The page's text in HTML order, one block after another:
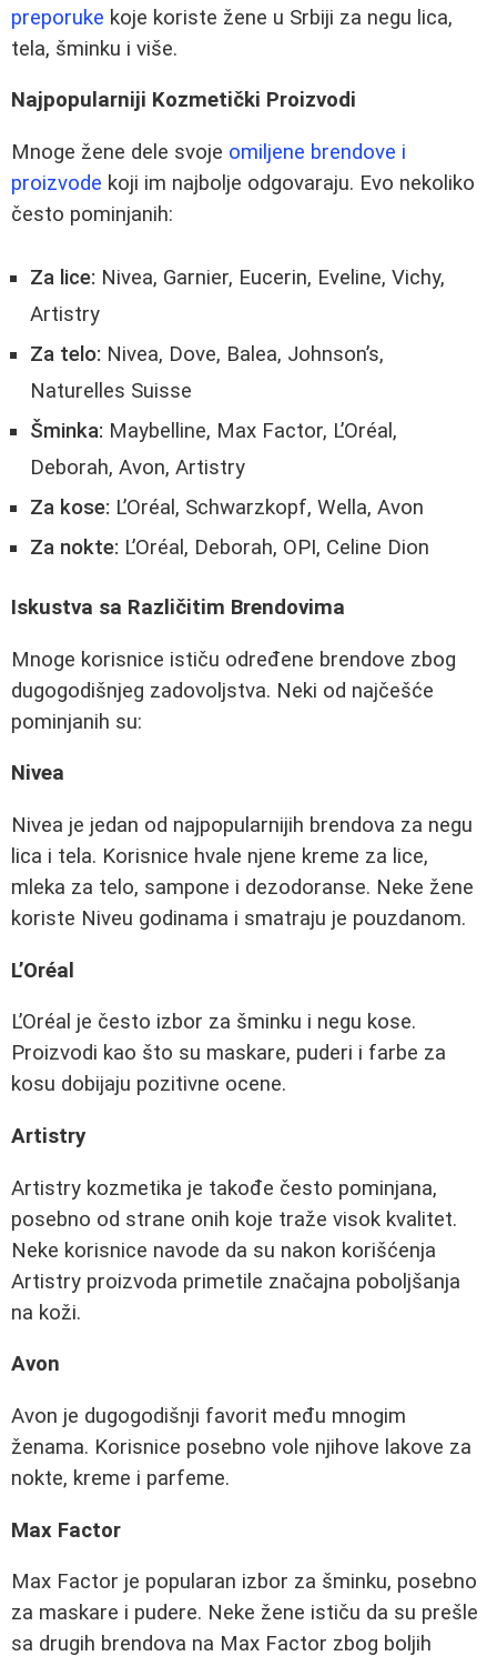
preporuke koje koriste žene u Srbiji za negu lica,
tela, šminku i više.
Najpopularniji Kozmetički Proizvodi
Mnoge žene dele svoje omiljene brendove i
proizvode koji im najbolje odgovaraju. Evo nekoliko
često pominjanih:
Za lice: Nivea, Garnier, Eucerin, Eveline, Vichy,
Artistry
Za telo: Nivea, Dove, Balea, Johnson’s,
Naturelles Suisse
Šminka: Maybelline, Max Factor, L’Oréal,
Deborah, Avon, Artistry
Za kose: L’Oréal, Schwarzkopf, Wella, Avon
Za nokte: L’Oréal, Deborah, OPI, Celine Dion
Iskustva sa Različitim Brendovima
Mnoge korisnice ističu određene brendove zbog
dugogodišnjeg zadovoljstva. Neki od najčešće
pominjanih su:
Nivea
Nivea je jedan od najpopularnijih brendova za negu
lica i tela. Korisnice hvale njene kreme za lice,
mleka za telo, sampone i dezodoranse. Neke žene
koriste Niveu godinama i smatraju je pouzdanom.
L’Oréal
L’Oréal je često izbor za šminku i negu kose.
Proizvodi kao što su maskare, puderi i farbe za
kosu dobijaju pozitivne ocene.
Artistry
Artistry kozmetika je takođe često pominjana,
posebno od strane onih koje traže visok kvalitet.
Neke korisnice navode da su nakon korišćenja
Artistry proizvoda primetile značajna poboljšanja
na koži.
Avon
Avon je dugogodišnji favorit među mnogim
ženama. Korisnice posebno vole njihove lakove za
nokte, kreme i parfeme.
Max Factor
Max Factor je popularan izbor za šminku, posebno
za maskare i pudere. Neke žene ističu da su prešle
sa drugih brendova na Max Factor zbog boljih